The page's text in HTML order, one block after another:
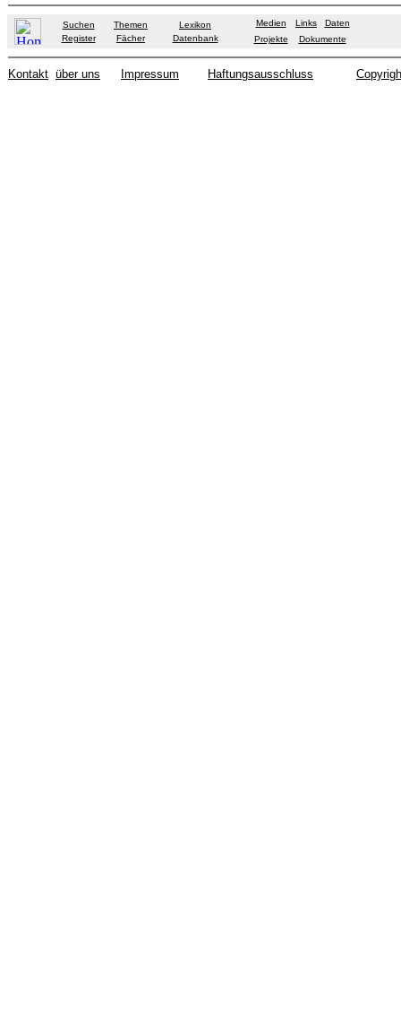
Suchen Themen
Lexikon
Register
Fächer Datenbank
Medien Links
Daten
Projekte
Dokumente
Kontakt über uns Impressum Haftungsausschluss